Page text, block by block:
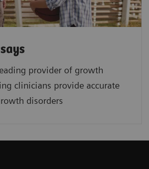
provider of growth
clinicians provide accurate
disorders